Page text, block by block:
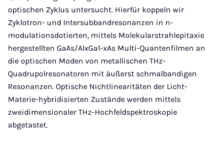
optischen Zyklus untersucht. Hierfür koppeln wir
Zyklotron- und Intersubbandresonanzen in n-
modulationsdotierten, mittels Molekularstrahlepitaxie
hergestellten GaAs/AlxGa1-xAs Multi-Quantenfilmen an
die optischen Moden von metallischen THz-
Quadrupolresonatoren mit äußerst schmalbandigen
Resonanzen. Optische Nichtlinearitäten der Licht-
Materie-hybridisierten Zustände werden mittels
zweidimensionaler THz-Hochfeldspektroskopie
abgetastet.